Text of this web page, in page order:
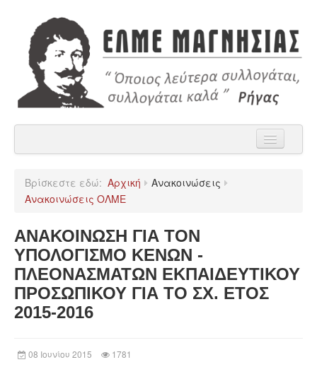
Η ΕΛΜΕ Μαγνησίας
Χρήσιμα
Παρατάξεις
Επικοινωνία
Βρίσκεστε εδώ: Αρχική
Ανακοινώσεις
Ανακοινώσεις ΟΛΜΕ
ΑΝΑΚΟΙΝΩΣΗ ΓΙΑ ΤΟΝ
ΥΠΟΛΟΓΙΣΜΟ ΚΕΝΩΝ -
ΠΛΕΟΝΑΣΜΑΤΩΝ ΕΚΠΑΙΔΕΥΤΙΚΟΥ
ΠΡΟΣΩΠΙΚΟΥ ΓΙΑ ΤΟ ΣΧ. ΕΤΟΣ
2015-2016
08 Ιουνίου 2015 1781